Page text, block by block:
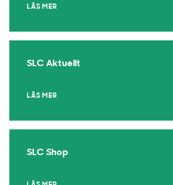
LÄS MER
SLC Aktuellt
LÄS MER
SLC Shop